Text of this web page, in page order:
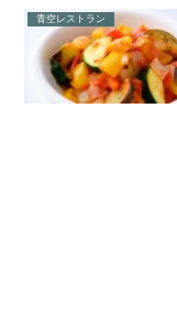
青空レストラン